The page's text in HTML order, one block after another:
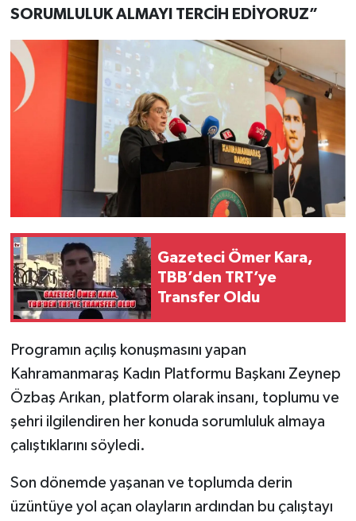
SORUMLULUK ALMAYI TERCİH EDİYORUZ”
Gazeteci Ömer Kara,
TBB’den TRT’ye
Transfer Oldu
Programın açılış konuşmasını yapan
Kahramanmaraş Kadın Platformu Başkanı Zeynep
Özbaş Arıkan, platform olarak insanı, toplumu ve
şehri ilgilendiren her konuda sorumluluk almaya
çalıştıklarını söyledi.
Son dönemde yaşanan ve toplumda derin
üzüntüye yol açan olayların ardından bu çalıştayı